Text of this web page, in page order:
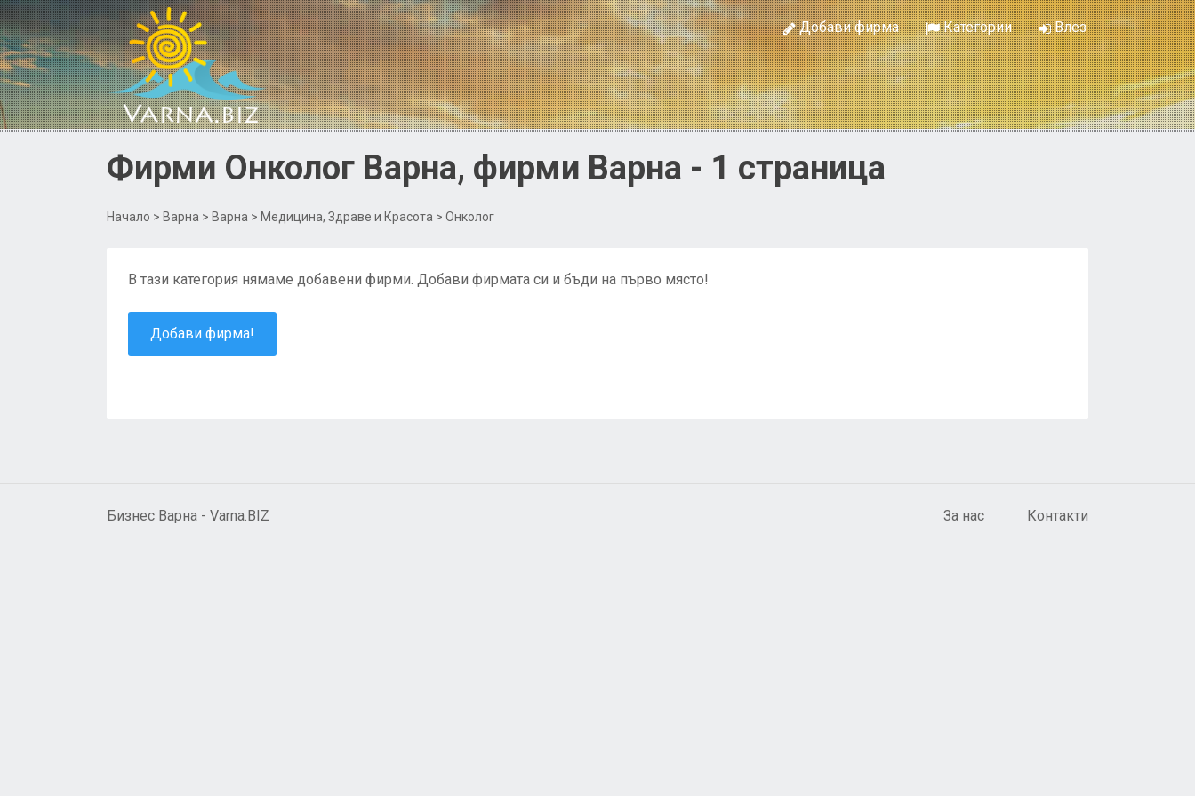
Добави фирма Категории Влез
Фирми Онколог Варна, фирми Варна - 1 страница
Начало > Варна > Варна > Медицина, Здраве и Красота > Онколог
В тази категория нямаме добавени фирми. Добави фирмата си и бъди на първо място!
Добави фирма!
Бизнес Варна - Varna.BIZ За нас Контакти